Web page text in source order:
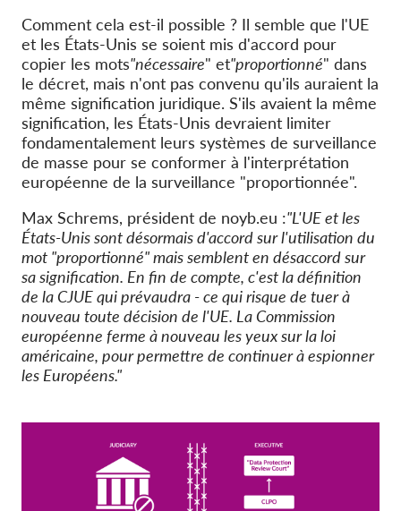
Comment cela est-il possible ? Il semble que l'UE
et les États-Unis se soient mis d'accord pour
copier les mots"nécessaire" et"proportionné" dans
le décret, mais n'ont pas convenu qu'ils auraient la
même signification juridique. S'ils avaient la même
signification, les États-Unis devraient limiter
fondamentalement leurs systèmes de surveillance
de masse pour se conformer à l'interprétation
européenne de la surveillance "proportionnée".
Max Schrems, président de noyb.eu :"L'UE et les
États-Unis sont désormais d'accord sur l'utilisation du
mot "proportionné" mais semblent en désaccord sur
sa signification. En fin de compte, c'est la définition
de la CJUE qui prévaudra - ce qui risque de tuer à
nouveau toute décision de l'UE. La Commission
européenne ferme à nouveau les yeux sur la loi
américaine, pour permettre de continuer à espionner
les Européens."